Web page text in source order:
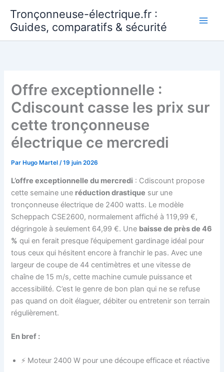
contenu
Tronçonneuse-électrique.fr :
Guides, comparatifs & sécurité
Offre exceptionnelle :
Cdiscount casse les prix sur
cette tronçonneuse
électrique ce mercredi
Par Hugo Martel/19 juin 2026
L’offre exceptionnelle du mercredi : Cdiscount propose
cette semaine une réduction drastique sur une
tronçonneuse électrique de 2400 watts. Le modèle
Scheppach CSE2600, normalement affiché à 119,99 €,
dégringole à seulement 64,99 €. Une baisse de près de 46
% qui en ferait presque l’équipement gardinage idéal pour
tous ceux qui hésitent encore à franchir le pas. Avec une
largeur de coupe de 44 centimètres et une vitesse de
chaîne de 15 m/s, cette machine cumule puissance et
accessibilité. C’est le genre de bon plan qui ne se refuse
pas quand on doit élaguer, débiter ou entretenir son terrain
régulièrement.
En bref :
⚡ Moteur 2400 W pour une découpe efficace et réactive